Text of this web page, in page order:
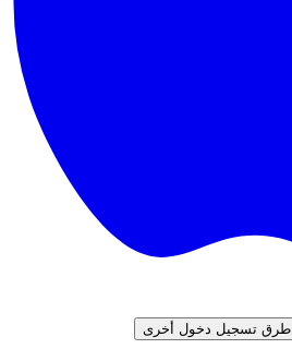
طرق تسجيل دخول أخرى